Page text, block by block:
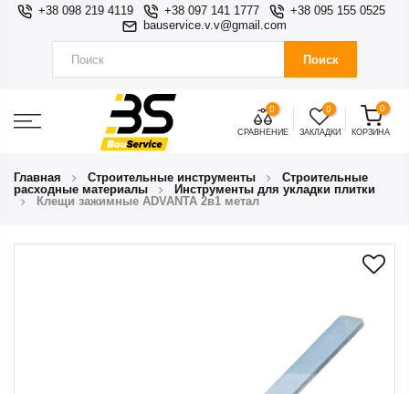
+38 098 219 4119 +38 097 141 1777
+38 095 155 0525
bauservice.v.v@gmail.com
Поиск
0
СРАВНЕНИЕ
0
ЗАКЛАДКИ
0
КОРЗИНА
Главная Строительные инструменты
Строительные
расходные материалы
Инструменты для укладки плитки
Клещи зажимные ADVANTA 2в1 метал